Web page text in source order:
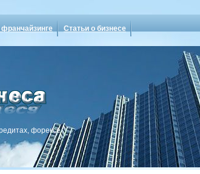
франчайзинге
Статьи о бизнесе
форексе